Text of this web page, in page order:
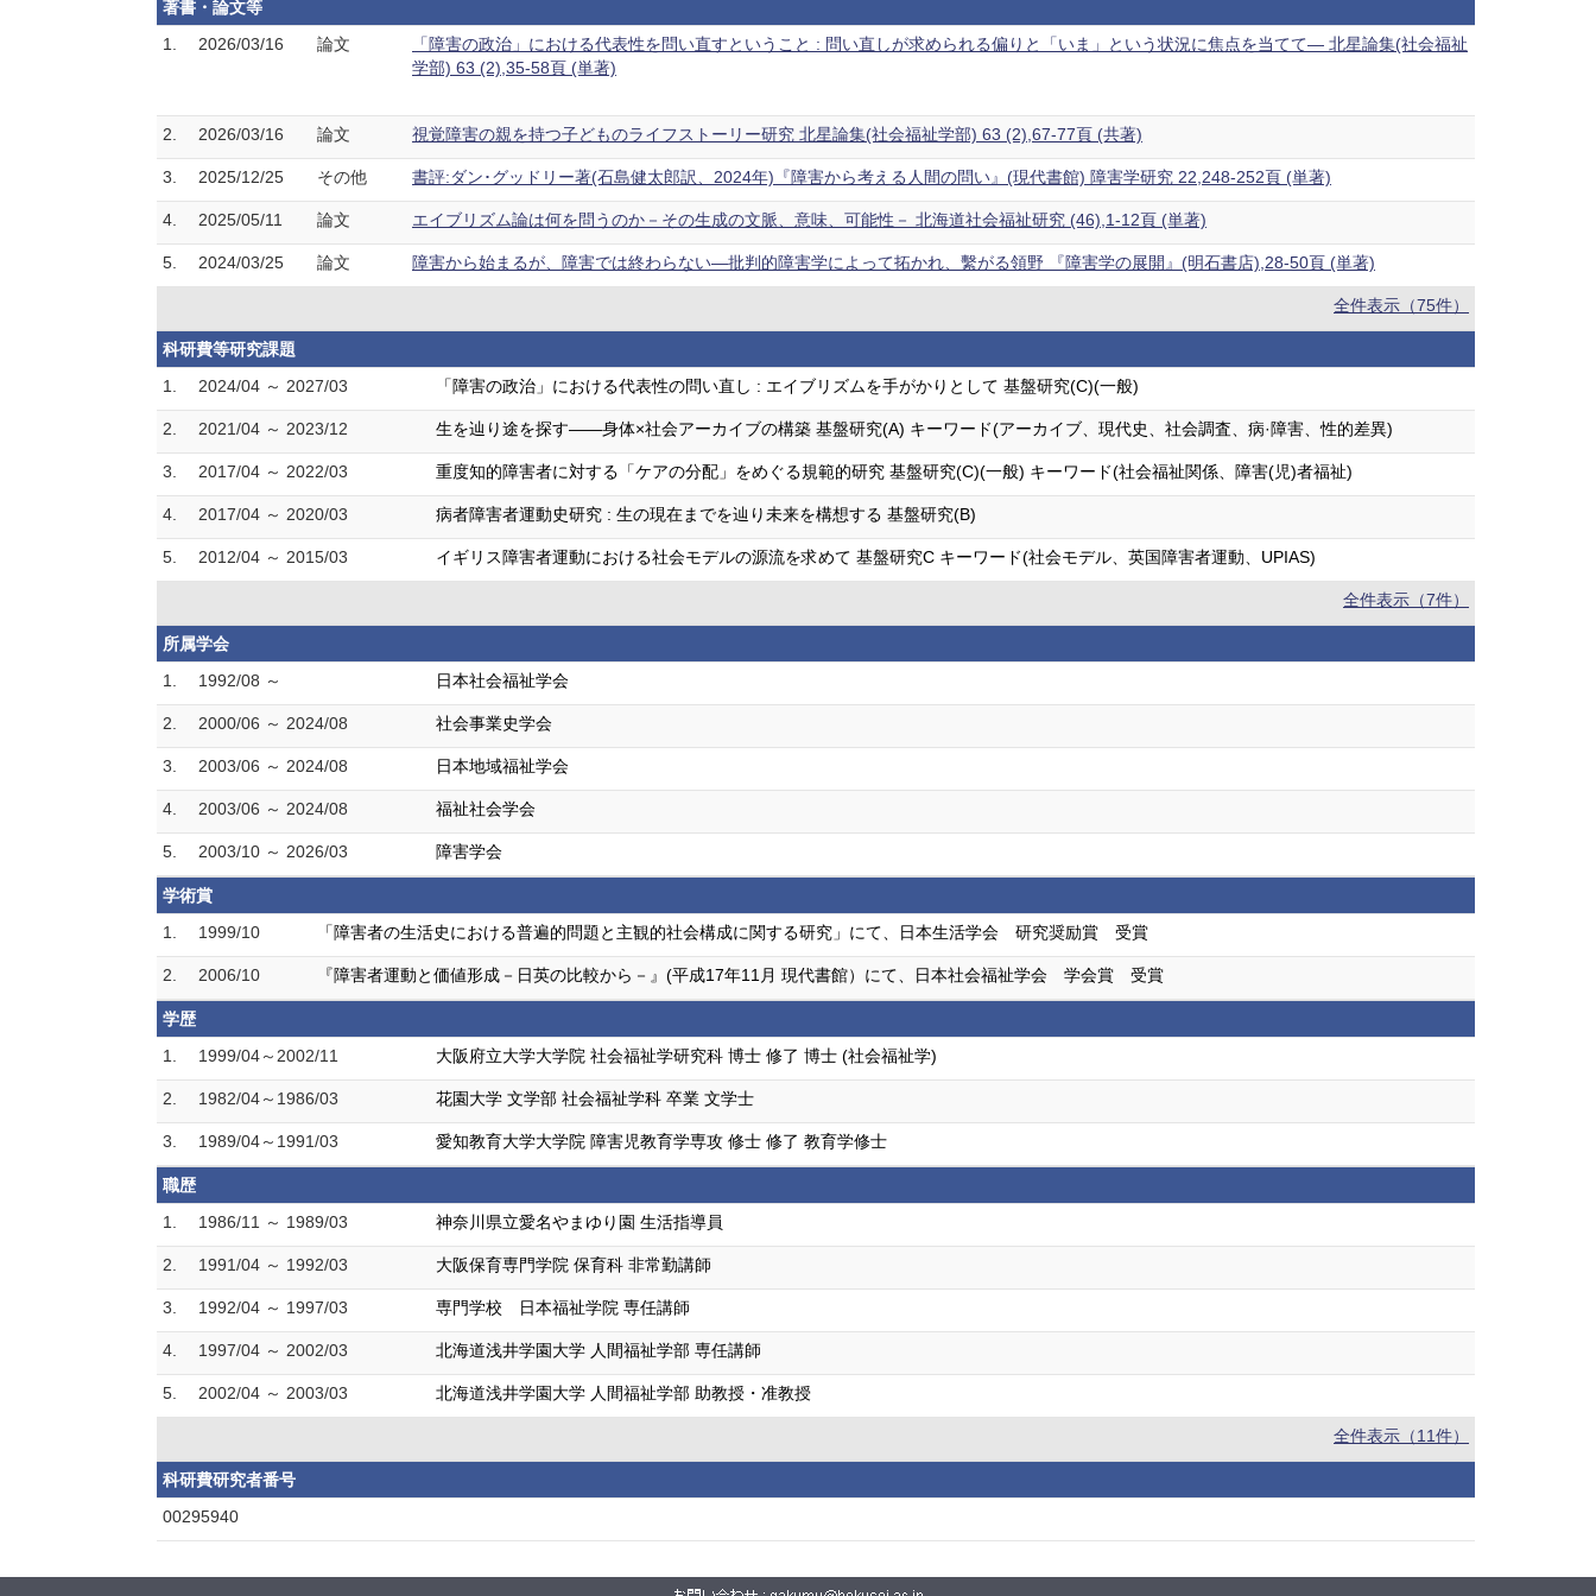
著書・論文等
1.
2026/03/16 論文
「障害の政治」における代表性を問い直すということ : 問い直しが求められる偏りと「いま」という状況に焦点を当てて― 北星論集(社会福祉
学部) 63 (2),35-58頁 (単著)
2. 2026/03/16 論文 視覚障害の親を持つ子どものライフストーリー研究 北星論集(社会福祉学部) 63 (2),67-77頁 (共著)
3. 2025/12/25 その他 書評:ダン･グッドリー著(石島健太郎訳、2024年)『障害から考える人間の問い』(現代書館) 障害学研究 22,248-252頁 (単著)
4. 2025/05/11 論文 エイブリズム論は何を問うのか－その生成の文脈、意味、可能性－ 北海道社会福祉研究 (46),1-12頁 (単著)
5. 2024/03/25 論文 障害から始まるが、障害では終わらない―批判的障害学によって拓かれ、繫がる領野 『障害学の展開』(明石書店),28-50頁 (単著)
全件表示（75件）
科研費等研究課題
1.
2024/04 ～ 2027/03 「障害の政治」における代表性の問い直し : エイブリズムを手がかりとして 基盤研究(C)(一般)
2. 2021/04 ～ 2023/12 生を辿り途を探す――身体×社会アーカイブの構築 基盤研究(A) キーワード(アーカイブ、現代史、社会調査、病·障害、性的差異)
3. 2017/04 ～ 2022/03 重度知的障害者に対する「ケアの分配」をめぐる規範的研究 基盤研究(C)(一般) キーワード(社会福祉関係、障害(児)者福祉)
4. 2017/04 ～ 2020/03 病者障害者運動史研究 : 生の現在までを辿り未来を構想する 基盤研究(B)
5. 2012/04 ～ 2015/03 イギリス障害者運動における社会モデルの源流を求めて 基盤研究C キーワード(社会モデル、英国障害者運動、UPIAS)
全件表示（7件）
所属学会
1.
1992/08 ～ 日本社会福祉学会
2. 2000/06 ～ 2024/08 社会事業史学会
3. 2003/06 ～ 2024/08 日本地域福祉学会
4. 2003/06 ～ 2024/08 福祉社会学会
5. 2003/10 ～ 2026/03 障害学会
学術賞
1.
1999/10 「障害者の生活史における普遍的問題と主観的社会構成に関する研究」にて、日本生活学会 研究奨励賞 受賞
2. 2006/10 『障害者運動と価値形成－日英の比較から－』(平成17年11月 現代書館）にて、日本社会福祉学会 学会賞 受賞
学歴
1.
1999/04～2002/11 大阪府立大学大学院 社会福祉学研究科 博士 修了 博士 (社会福祉学)
2. 1982/04～1986/03 花園大学 文学部 社会福祉学科 卒業 文学士
3. 1989/04～1991/03 愛知教育大学大学院 障害児教育学専攻 修士 修了 教育学修士
職歴
1.
1986/11 ～ 1989/03 神奈川県立愛名やまゆり園 生活指導員
2. 1991/04 ～ 1992/03 大阪保育専門学院 保育科 非常勤講師
3. 1992/04 ～ 1997/03 専門学校 日本福祉学院 専任講師
4. 1997/04 ～ 2002/03 北海道浅井学園大学 人間福祉学部 専任講師
5. 2002/04 ～ 2003/03 北海道浅井学園大学 人間福祉学部 助教授・准教授
全件表示（11件）
科研費研究者番号
00295940